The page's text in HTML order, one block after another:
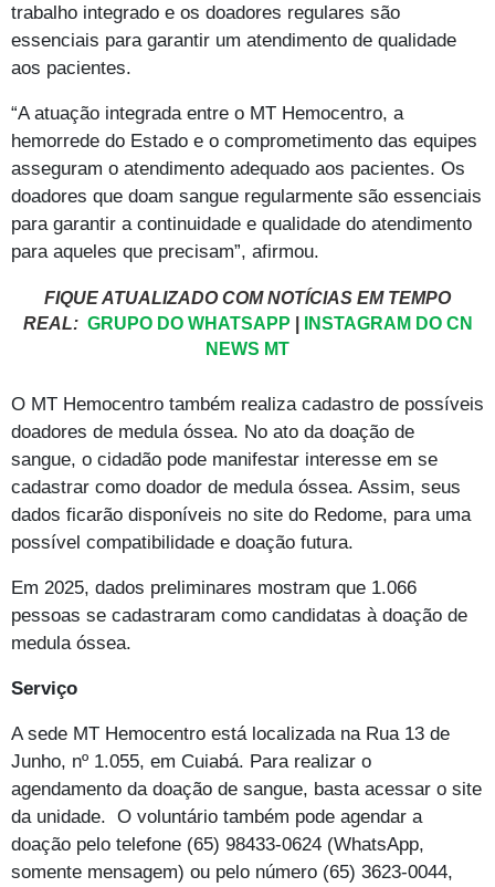
trabalho integrado e os doadores regulares são
essenciais para garantir um atendimento de qualidade
aos pacientes.
“A atuação integrada entre o MT Hemocentro, a
hemorrede do Estado e o comprometimento das equipes
asseguram o atendimento adequado aos pacientes. Os
doadores que doam sangue regularmente são essenciais
para garantir a continuidade e qualidade do atendimento
para aqueles que precisam”, afirmou.
FIQUE ATUALIZADO COM NOTÍCIAS EM TEMPO
REAL: GRUPO DO WHATSAPP
INSTAGRAM DO CN
NEWS MT
O MT Hemocentro também realiza cadastro de possíveis
doadores de medula óssea. No ato da doação de
sangue, o cidadão pode manifestar interesse em se
cadastrar como doador de medula óssea. Assim, seus
dados ficarão disponíveis no site do Redome, para uma
possível compatibilidade e doação futura.
Em 2025, dados preliminares mostram que 1.066
pessoas se cadastraram como candidatas à doação de
medula óssea.
Serviço
A sede MT Hemocentro está localizada na Rua 13 de
Junho, nº 1.055, em Cuiabá. Para realizar o
agendamento da doação de sangue, basta acessar o site
da unidade. O voluntário também pode agendar a
doação pelo telefone (65) 98433-0624 (WhatsApp,
somente mensagem) ou pelo número (65) 3623-0044,